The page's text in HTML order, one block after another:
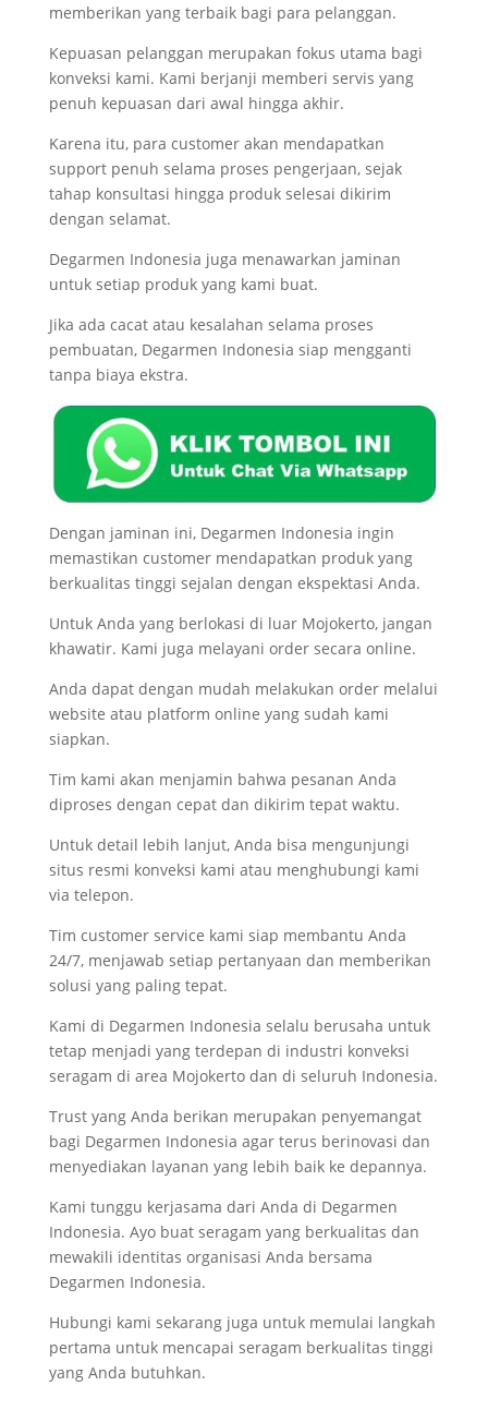
memberikan yang terbaik bagi para pelanggan.
Kepuasan pelanggan merupakan fokus utama bagi
konveksi kami. Kami berjanji memberi servis yang
penuh kepuasan dari awal hingga akhir.
Karena itu, para customer akan mendapatkan
support penuh selama proses pengerjaan, sejak
tahap konsultasi hingga produk selesai dikirim
dengan selamat.
Degarmen Indonesia juga menawarkan jaminan
untuk setiap produk yang kami buat.
Jika ada cacat atau kesalahan selama proses
pembuatan, Degarmen Indonesia siap mengganti
tanpa biaya ekstra.
Dengan jaminan ini, Degarmen Indonesia ingin
memastikan customer mendapatkan produk yang
berkualitas tinggi sejalan dengan ekspektasi Anda.
Untuk Anda yang berlokasi di luar Mojokerto, jangan
khawatir. Kami juga melayani order secara online.
Anda dapat dengan mudah melakukan order melalui
website atau platform online yang sudah kami
siapkan.
Tim kami akan menjamin bahwa pesanan Anda
diproses dengan cepat dan dikirim tepat waktu.
Untuk detail lebih lanjut, Anda bisa mengunjungi
situs resmi konveksi kami atau menghubungi kami
via telepon.
Tim customer service kami siap membantu Anda
24/7, menjawab setiap pertanyaan dan memberikan
solusi yang paling tepat.
Kami di Degarmen Indonesia selalu berusaha untuk
tetap menjadi yang terdepan di industri konveksi
seragam di area Mojokerto dan di seluruh Indonesia.
Trust yang Anda berikan merupakan penyemangat
bagi Degarmen Indonesia agar terus berinovasi dan
menyediakan layanan yang lebih baik ke depannya.
Kami tunggu kerjasama dari Anda di Degarmen
Indonesia. Ayo buat seragam yang berkualitas dan
mewakili identitas organisasi Anda bersama
Degarmen Indonesia.
Hubungi kami sekarang juga untuk memulai langkah
pertama untuk mencapai seragam berkualitas tinggi
yang Anda butuhkan.